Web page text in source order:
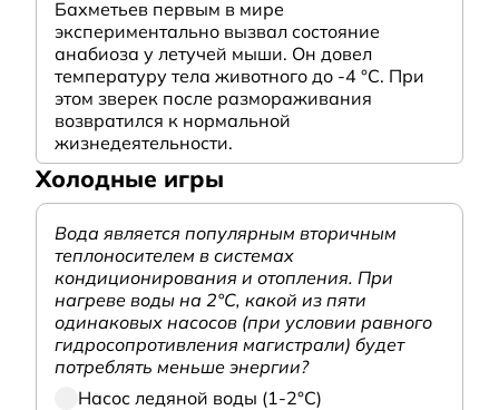
Бахметьев первым в мире
экспериментально вызвал состояние
анабиоза у летучей мыши. Он довел
температуру тела животного до -4 °C. При
этом зверек после размораживания
возвратился к нормальной
жизнедеятельности.
Холодные игры
Вода является популярным вторичным
теплоносителем в системах
кондиционирования и отопления. При
нагреве воды на 2°С, какой из пяти
одинаковых насосов (при условии равного
гидросопротивления магистрали) будет
потреблять меньше энергии?
Насос ледяной воды (1-2°С)